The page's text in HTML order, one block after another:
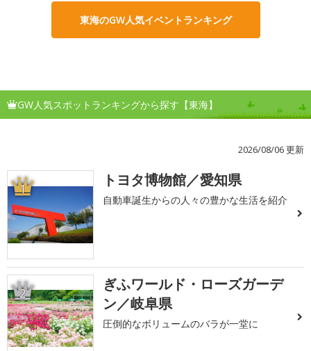
東海のGW人気イベントランキング
GW人気スポットランキングから探す【東海】
2026/08/06 更新
1 トヨタ博物館／愛知県
自動車誕生からの人々の豊かな生活を紹介
2
ぎふワールド・ローズガーデ
ン／岐阜県
圧倒的なボリュームのバラが一堂に